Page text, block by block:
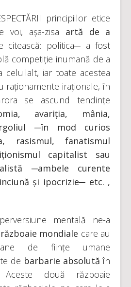
principiilor etice
voi, așa-zisa artă de a
citească: politica─ a fost
competiție inumană de a
celuilalt, iar toate acestea
raționamente iraționale, în
se ascund tendințe
avariția, mânia,
─în mod curios
rasismul, fanatismul
capitalist sau
─ambele curente
și ipocrizie─ etc. ,
mentală ne-a
mondiale care au
de ființe umane
de barbarie absolută în
două războaie